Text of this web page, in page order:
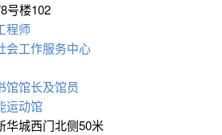
号楼102
程师
会工作服务中心
馆馆长及馆员
运动馆
华城西门北侧50米